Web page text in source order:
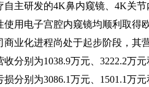
自主研发的4K鼻内窥镜、4K关
用电子宫腔内窥镜均顺利取得
业化进程尚处于起步阶段，其
分别为1038.9万元、3222.2万元
分别为3086.1万元、1501.1万